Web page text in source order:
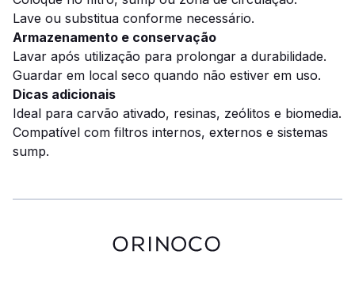
Lave ou substitua conforme necessário.
Armazenamento e conservação
Lavar após utilização para prolongar a durabilidade.
Guardar em local seco quando não estiver em uso.
Dicas adicionais
Ideal para carvão ativado, resinas, zeólitos e biomedia.
Compatível com filtros internos, externos e sistemas
sump.